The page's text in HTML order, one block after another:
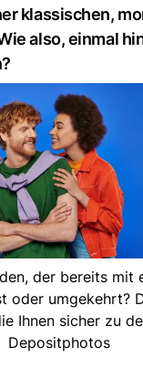
klassischen,
also, einmal
der bereits mit
oder umgekehrt?
Ihnen sicher zu
Depositphotos